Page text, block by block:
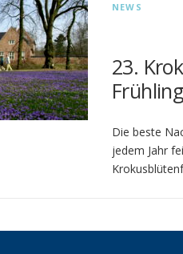
NEWS
23.
Frühling
Die beste
jedem Jahr